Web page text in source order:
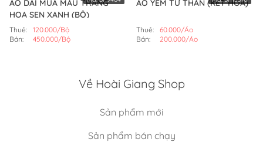
ÁO DÀI MÚA MÀU TRẮNG
HOA SEN XANH (BỘ)
Thuê:
120.000/Bộ
Bán:
450.000/Bộ
ÁO YẾM TỨ THÂN (KẾT HOA)
Thuê:
60.000/Áo
Bán:
200.000/Áo
Về Hoài Giang Shop
Sản phẩm mới
Sản phẩm bán chạy